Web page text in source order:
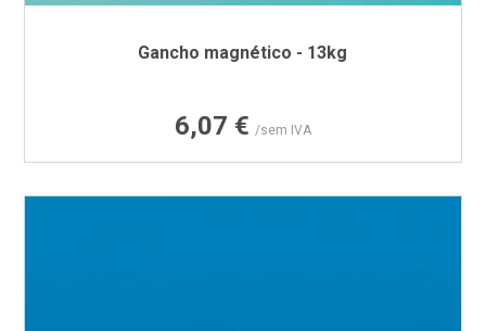
Gancho magnético - 13kg
Preço
6,07 € /sem IVA